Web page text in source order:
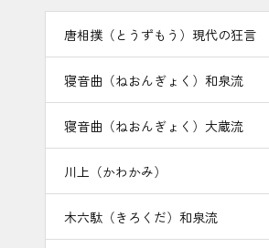
唐相撲（とうずもう）現代の狂言
寝音曲（ねおんぎょく）和泉流
寝音曲（ねおんぎょく）大蔵流
川上（かわかみ）
木六駄（きろくだ）和泉流